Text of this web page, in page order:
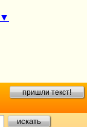
пришли текст!